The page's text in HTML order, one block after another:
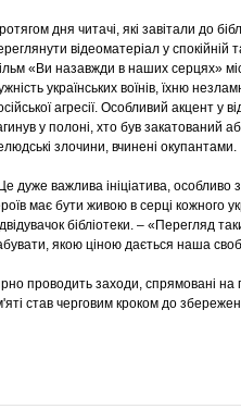
дня читачі, які завітали до
відеоматеріал у
«Ви назавжди в наших серцях»
українських воїнів, їхню
агресії. Особливий акцент у
у полоні, хто був закатований
злочини, вчинені окупантами.
дуже важлива ініціатива,
має бути живою в серці кожного
бібліотеки. – «Перегляд
якою ціною дається наша
проводить заходи, спрямовані на
став черговим кроком до